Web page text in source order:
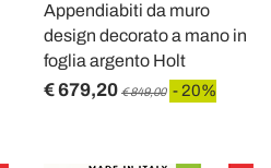
Appendiabiti da muro
design decorato a mano in
foglia argento Holt
€ 679,20 € 849,00 - 20%